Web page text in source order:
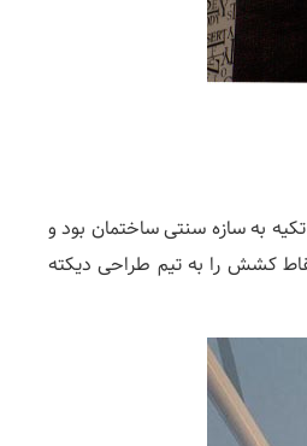
اتصال و تکیه به سازه سنتی ساختمان بود و
کشش را به تیم طراحی دیکته